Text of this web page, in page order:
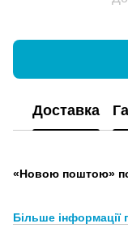
Доставка
«Новою поштою» по
Більше інформації